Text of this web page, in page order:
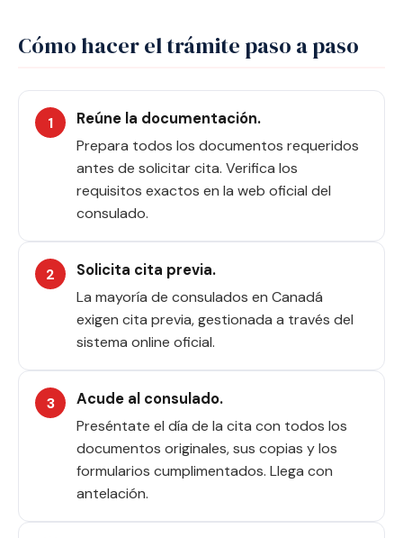
Cómo hacer el trámite paso a paso
Reúne la documentación.
Prepara todos los documentos requeridos
antes de solicitar cita. Verifica los
requisitos exactos en la web oficial del
consulado.
Solicita cita previa.
La mayoría de consulados en Canadá
exigen cita previa, gestionada a través del
sistema online oficial.
Acude al consulado.
Preséntate el día de la cita con todos los
documentos originales, sus copias y los
formularios cumplimentados. Llega con
antelación.